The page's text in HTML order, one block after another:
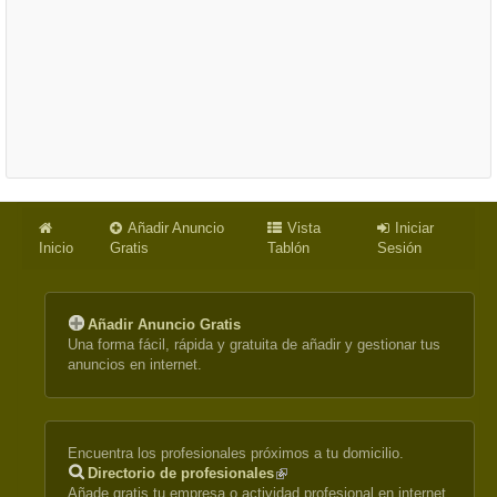
Inicio
Añadir Anuncio
Gratis
Vista
Tablón
Iniciar
Sesión
Añadir Anuncio Gratis
Una forma fácil, rápida y gratuita de añadir y gestionar tus
anuncios en internet.
Encuentra los profesionales próximos a tu domicilio.
Directorio de profesionales(link
is
Añade gratis tu empresa o actividad profesional en internet.